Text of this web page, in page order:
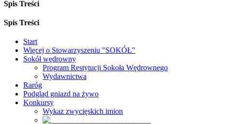
Spis Treści
Spis Treści
Start
Więcej o Stowarzyszeniu "SOKÓŁ"
Sokół wędrowny
Program Restytucji Sokoła Wędrownego
Wydawnictwa
Raróg
Podgląd gniazd na żywo
Konkursy
Wykaz zwycięskich imion